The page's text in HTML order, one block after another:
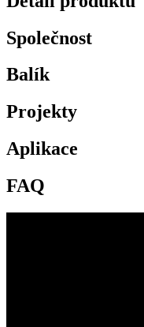
Společnost
Balík
Projekty
Aplikace
FAQ